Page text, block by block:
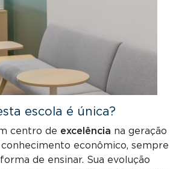
escola é única?
centro de excelência na geração
econômico, sempre
de ensinar. Sua evolução